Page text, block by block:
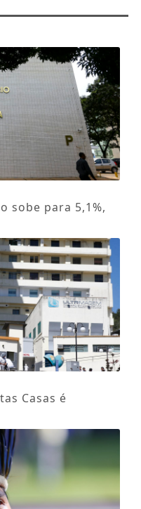
sobe para 5,1%,
Casas é